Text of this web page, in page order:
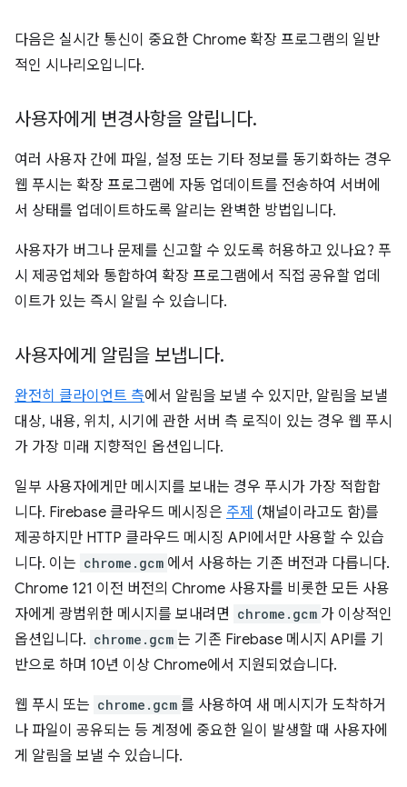
다음은 실시간 통신이 중요한 Chrome 확장 프로그램의 일반
적인 시나리오입니다.
사용자에게 변경사항을 알립니다.
여러 사용자 간에 파일, 설정 또는 기타 정보를 동기화하는 경우
웹 푸시는 확장 프로그램에 자동 업데이트를 전송하여 서버에
서 상태를 업데이트하도록 알리는 완벽한 방법입니다.
사용자가 버그나 문제를 신고할 수 있도록 허용하고 있나요? 푸
시 제공업체와 통합하여 확장 프로그램에서 직접 공유할 업데
이트가 있는 즉시 알릴 수 있습니다.
사용자에게 알림을 보냅니다.
완전히 클라이언트 측에서 알림을 보낼 수 있지만, 알림을 보낼
대상, 내용, 위치, 시기에 관한 서버 측 로직이 있는 경우 웹 푸시
가 가장 미래 지향적인 옵션입니다.
일부 사용자에게만 메시지를 보내는 경우 푸시가 가장 적합합
니다. Firebase 클라우드 메시징은 주제 (채널이라고도 함)를
제공하지만 HTTP 클라우드 메시징 API에서만 사용할 수 있습
니다. 이는 chrome.gcm 에서 사용하는 기존 버전과 다릅니다.
Chrome 121 이전 버전의 Chrome 사용자를 비롯한 모든 사용
자에게 광범위한 메시지를 보내려면 chrome.gcm 가 이상적인
옵션입니다. chrome.gcm 는 기존 Firebase 메시지 API를 기
반으로 하며 10년 이상 Chrome에서 지원되었습니다.
웹 푸시 또는 chrome.gcm 를 사용하여 새 메시지가 도착하거
나 파일이 공유되는 등 계정에 중요한 일이 발생할 때 사용자에
게 알림을 보낼 수 있습니다.